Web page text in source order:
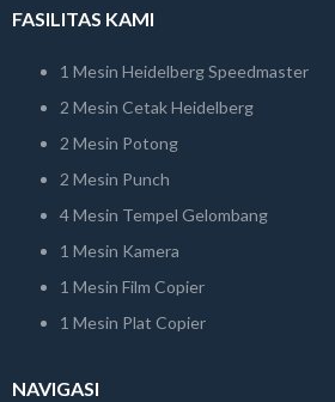
FASILITAS KAMI
1 Mesin Heidelberg Speedmaster
2 Mesin Cetak Heidelberg
2 Mesin Potong
2 Mesin Punch
4 Mesin Tempel Gelombang
1 Mesin Kamera
1 Mesin Film Copier
1 Mesin Plat Copier
NAVIGASI